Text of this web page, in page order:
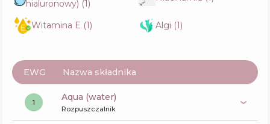
Institut Esthederm Cellular Water Melting
Moisturizing Cream
Medi-Peel Peptide 9 Volume Tox Cream PRO
Skład
Aktywne
Funkcje 63%
hialuronowy) (1)
Witamina E (1) Algi (1)
EWG Nazwa składnika
1 aqua (water)
Rozpuszczalnik